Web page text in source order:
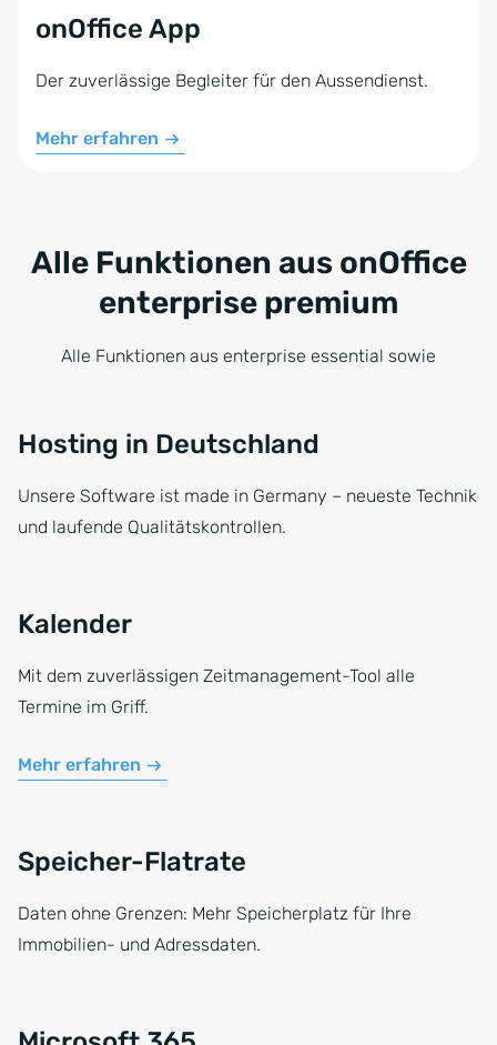
onOffice App
Der zuverlässige Begleiter für den Aussendienst.
Mehr erfahren
Alle Funktionen aus onOffice
enterprise premium
Alle Funktionen aus enterprise essential sowie
Hosting in Deutschland
Unsere Software ist made in Germany – neueste Technik
und laufende Qualitätskontrollen.
Kalender
Mit dem zuverlässigen Zeitmanagement-Tool alle
Termine im Griff.
Mehr erfahren
Speicher-Flatrate
Daten ohne Grenzen: Mehr Speicherplatz für Ihre
Immobilien- und Adressdaten.